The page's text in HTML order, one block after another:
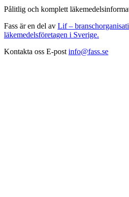
Pålitlig och komplett
Fass är en del av Lif –
läkemedelsföretagen i Sverige.
Kontakta oss E-post info@fass.se